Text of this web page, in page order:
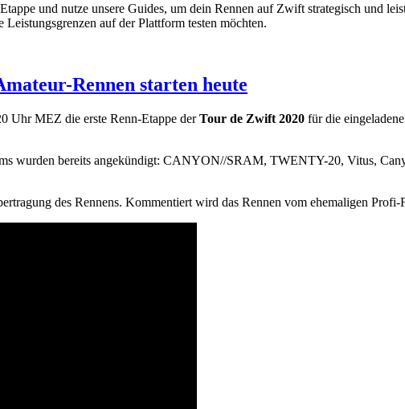
und nutze unsere Guides, um dein Rennen auf Zwift strategisch und
auf der Plattform testen möchten.
Rennen starten heute
Uhr MEZ die erste Renn-Etappe derTour de Zwift 2020 für die
wurden bereits angekündigt: CANYON//SRAM, TWENTY-20, Vitus,
des Rennens. Kommentiert wird das Rennen vom ehemaligen